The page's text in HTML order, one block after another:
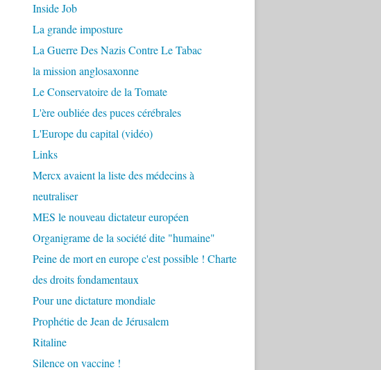
Inside Job
La grande imposture
La Guerre Des Nazis Contre Le Tabac
la mission anglosaxonne
Le Conservatoire de la Tomate
L'ère oubliée des puces cérébrales
L'Europe du capital (vidéo)
Links
Mercx avaient la liste des médecins à
neutraliser
MES le nouveau dictateur européen
Organigrame de la société dite "humaine"
Peine de mort en europe c'est possible ! Charte
des droits fondamentaux
Pour une dictature mondiale
Prophétie de Jean de Jérusalem
Ritaline
Silence on vaccine !